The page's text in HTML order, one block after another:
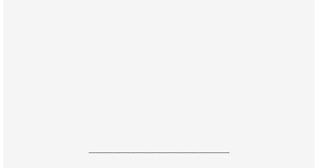
------------------------------------------------------------------